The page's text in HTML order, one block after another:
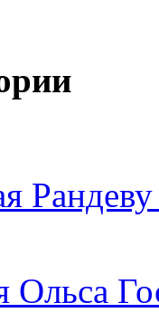
Рандеву
Ольса